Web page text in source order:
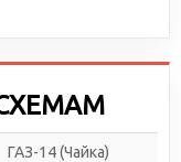
ГАЗ-14 (Чайка)